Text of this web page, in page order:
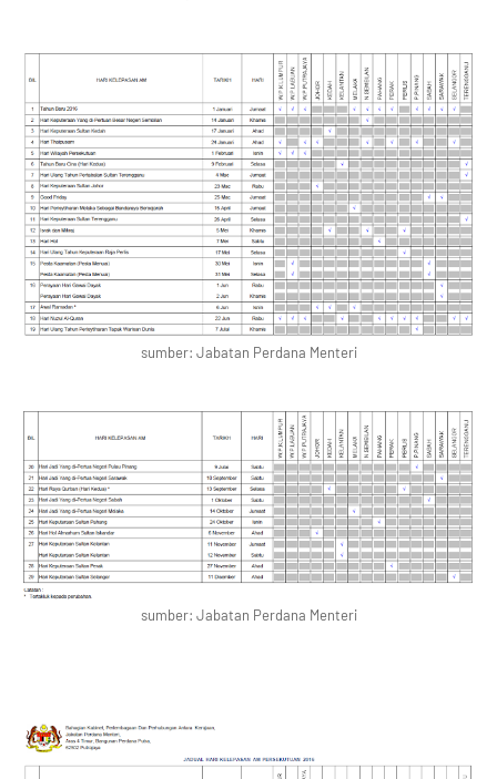
sumber: Jabatan Perdana Menteri
sumber: Jabatan Perdana Menteri